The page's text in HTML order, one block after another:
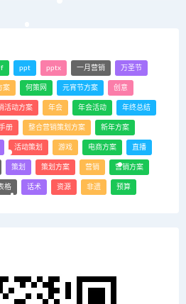
ppt pptx 一月营销 万圣节
案 何策网 元宵节方案 创意
活动方案 年会 年会活动 年终总结
册 整合营销策划方案 新年方案
活动策划 游戏 电商方案 直播
策划 策划方案 营销 营销方案
格 话术 资源 非遗 预算